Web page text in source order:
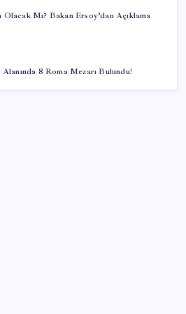
Mı? Bakan Ersoy’dan Açıklama
8 Roma Mezarı Bulundu!